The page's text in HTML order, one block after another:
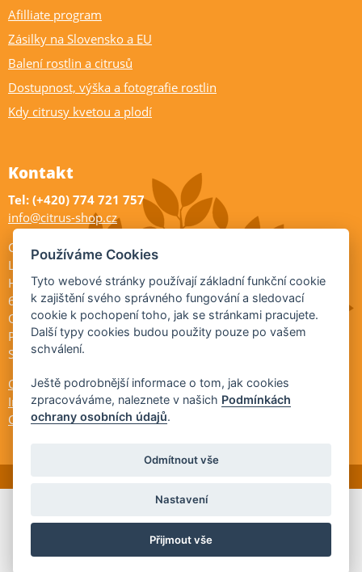
Afilliate program
Zásilky na Slovensko a EU
Balení rostlin a citrusů
Dostupnost, výška a fotografie rostlin
Kdy citrusy kvetou a plodí
Kontakt
Tel: (+420) 774 721 757
info@citrus-shop.cz
Citrus shop zahradnictví
Legionářů 2
Hodonín
695 01
Otevřeno:
Po-Pá 9-17
So 9-11:30
Ochrana osobních údajů
Informace ÚKZÚZ
Cookies
Partnerský
program
Partner ID:
Používáme Cookies
Tyto webové stránky používají základní funkční cookie
k zajištění svého správného fungování a sledovací
cookie k pochopení toho, jak se stránkami pracujete.
Další typy cookies budou použity pouze po vašem
schválení.
Ještě podrobnější informace o tom, jak cookies
zpracováváme, naleznete v našich Podmínkách
ochrany osobních údajů.
Odmítnout vše
Nastavení
Přijmout vše